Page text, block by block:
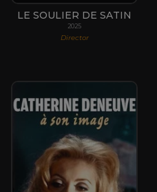
LE SOULIER DE SATIN
2025
Director